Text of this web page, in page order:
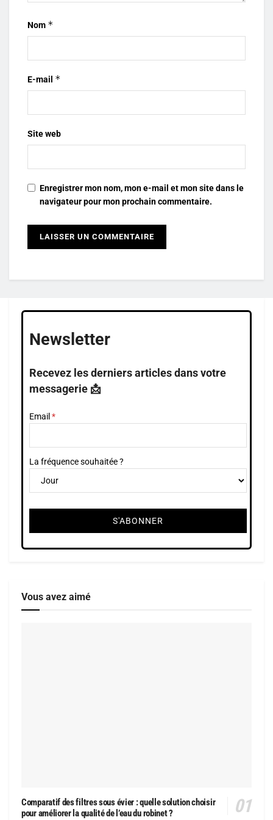
Nom *
E-mail *
Site web
Enregistrer mon nom, mon e-mail et mon site dans le
navigateur pour mon prochain commentaire.
Newsletter
Recevez les derniers articles dans votre
messagerie 📩
Email
La fréquence souhaitée ?
Vous avez aimé
Comparatif des filtres sous évier : quelle solution choisir
pour améliorer la qualité de l’eau du robinet ?